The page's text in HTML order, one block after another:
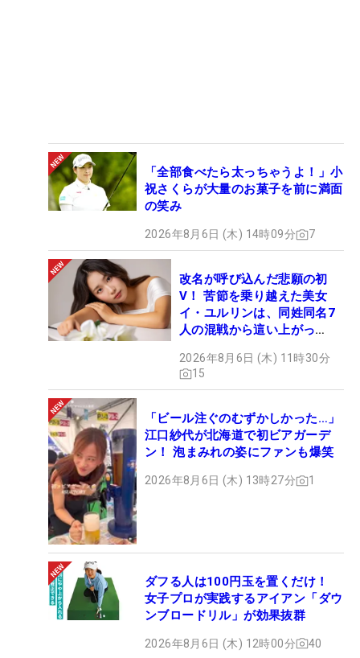
「全部食べたら太っちゃうよ！」小
祝さくらが大量のお菓子を前に満面
の笑み
2026年8月6日 (木) 14時09分 7
改名が呼び込んだ悲願の初
V！ 苦節を乗り越えた美女
イ・ユルリンは、同姓同名7
人の混戦から這い上がっ
2026年8月6日 (木) 11時30分
15
「ビール注ぐのむずかしかった…」
江口紗代が北海道で初ビアガーデ
ン！ 泡まみれの姿にファンも爆笑
2026年8月6日 (木) 13時27分 1
ダフる人は100円玉を置くだけ！
女子プロが実践するアイアン「ダウ
ンブロードリル」が効果抜群
2026年8月6日 (木) 12時00分 40